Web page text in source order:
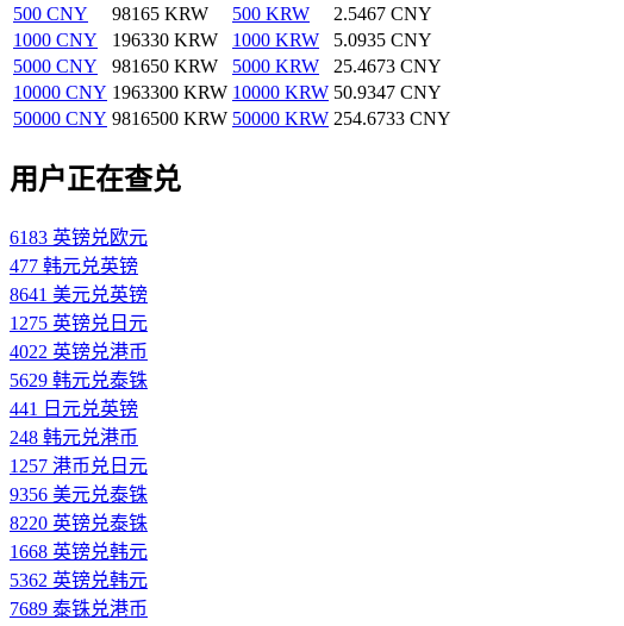
500 CNY
98165 KRW 500 KRW
2.5467 CNY
1000 CNY
196330 KRW 1000 KRW
5.0935 CNY
5000 CNY
981650 KRW 5000 KRW
25.4673 CNY
10000 CNY 1963300 KRW 10000 KRW 50.9347 CNY
50000 CNY 9816500 KRW 50000 KRW 254.6733 CNY
用户正在查兑
6183 英镑兑欧元
477 韩元兑英镑
8641 美元兑英镑
1275 英镑兑日元
4022 英镑兑港币
5629 韩元兑泰铢
441 日元兑英镑
248 韩元兑港币
1257 港币兑日元
9356 美元兑泰铢
8220 英镑兑泰铢
1668 英镑兑韩元
5362 英镑兑韩元
7689 泰铢兑港币